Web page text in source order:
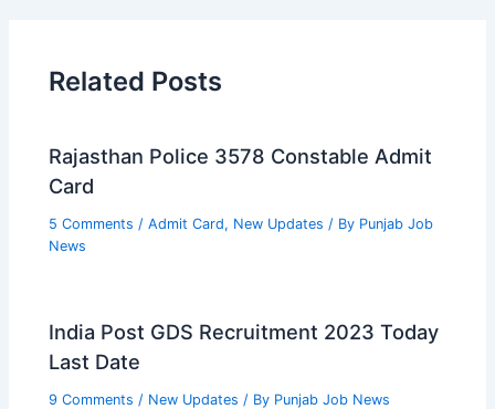
Related Posts
Rajasthan Police 3578 Constable Admit
Card
5 Comments /Admit Card, New Updates / By Punjab Job
News
India Post GDS Recruitment 2023 Today
Last Date
9 Comments / New Updates / By Punjab Job News